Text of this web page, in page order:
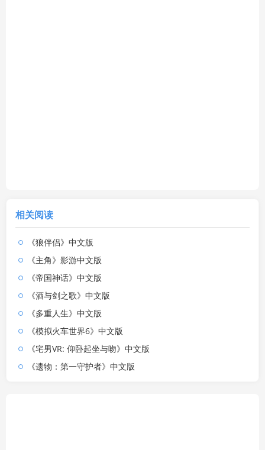
相关阅读
《狼伴侣》中文版
《主角》影游中文版
《帝国神话》中文版
《酒与剑之歌》中文版
《多重人生》中文版
《模拟火车世界6》中文版
《宅男VR: 仰卧起坐与吻》中文版
《遗物：第一守护者》中文版